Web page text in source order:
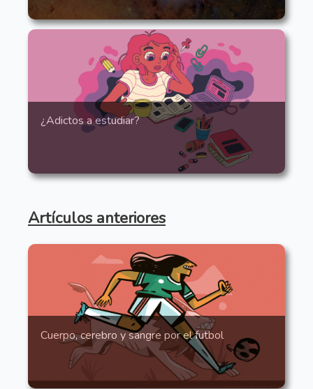
¿Adictos a estudiar?
Artículos anteriores
Cuerpo, cerebro y sangre por el futbol